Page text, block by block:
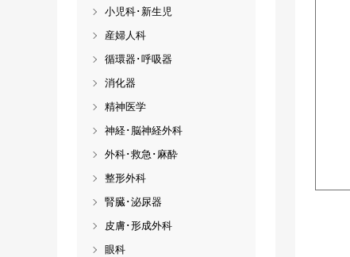
小児科･新生児
産婦人科
循環器･呼吸器
消化器
精神医学
神経･脳神経外科
外科･救急･麻酔
整形外科
腎臓･泌尿器
皮膚･形成外科
眼科